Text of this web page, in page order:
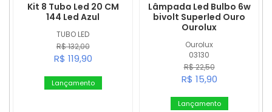
TUBO LED
Kit 8 Tubo Led 20 CM
144 Led Azul
R$ 132,00
R$ 119,90
Lançamento
Ourolux
03130
Lâmpada Led Bulbo 6w
bivolt Superled Ouro
Ourolux
R$ 22,50
R$ 15,90
Lançamento